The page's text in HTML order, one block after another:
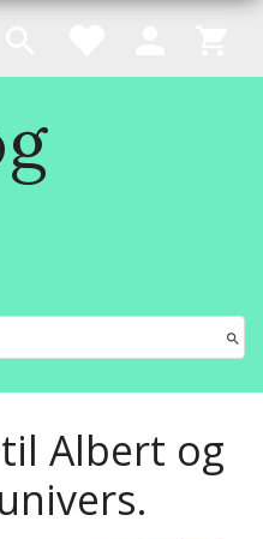
Albert og